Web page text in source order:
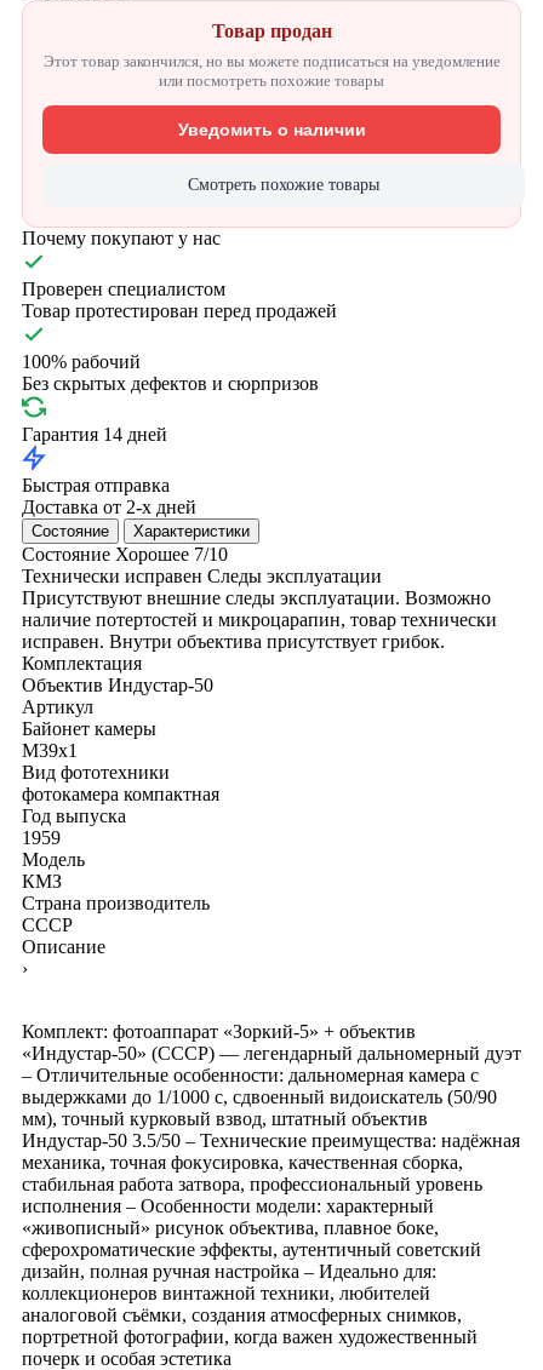
Товар продан
Этот товар закончился, но вы можете подписаться на уведомление
или посмотреть похожие товары
Уведомить о наличии
Смотреть похожие товары
Почему покупают у нас
Проверен специалистом
Товар протестирован перед продажей
100% рабочий
Без скрытых дефектов и сюрпризов
Гарантия 14 дней
Быстрая отправка
Доставка от 2-х дней
Состояние Характеристики
Состояние Хорошее 7/10
Технически исправен Следы эксплуатации
Присутствуют внешние следы эксплуатации. Возможно
наличие потертостей и микроцарапин, товар технически
исправен. Внутри объектива присутствует грибок.
Комплектация
Объектив Индустар-50
Артикул
Байонет камеры
M39x1
Вид фототехники
фотокамера компактная
Год выпуска
1959
Модель
КМЗ
Страна производитель
СССР
Описание
›
Комплект: фотоаппарат «Зоркий-5» + объектив
«Индустар-50» (СССР) — легендарный дальномерный дуэт
– Отличительные особенности: дальномерная камера с
выдержками до 1/1000 с, сдвоенный видоискатель (50/90
мм), точный курковый взвод, штатный объектив
Индустар-50 3.5/50 – Технические преимущества: надёжная
механика, точная фокусировка, качественная сборка,
стабильная работа затвора, профессиональный уровень
исполнения – Особенности модели: характерный
«живописный» рисунок объектива, плавное боке,
сферохроматические эффекты, аутентичный советский
дизайн, полная ручная настройка – Идеально для:
коллекционеров винтажной техники, любителей
аналоговой съёмки, создания атмосферных снимков,
портретной фотографии, когда важен художественный
почерк и особая эстетика